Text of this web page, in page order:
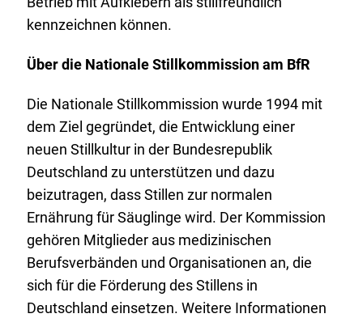
kennzeichnen können.
Über die Nationale Stillkommission am BfR
Die Nationale Stillkommission wurde 1994 mit
dem Ziel gegründet, die Entwicklung einer
neuen Stillkultur in der Bundesrepublik
Deutschland zu unterstützen und dazu
beizutragen, dass Stillen zur normalen
Ernährung für Säuglinge wird. Der Kommission
gehören Mitglieder aus medizinischen
Berufsverbänden und Organisationen an, die
sich für die Förderung des Stillens in
Deutschland einsetzen. Weitere Informationen